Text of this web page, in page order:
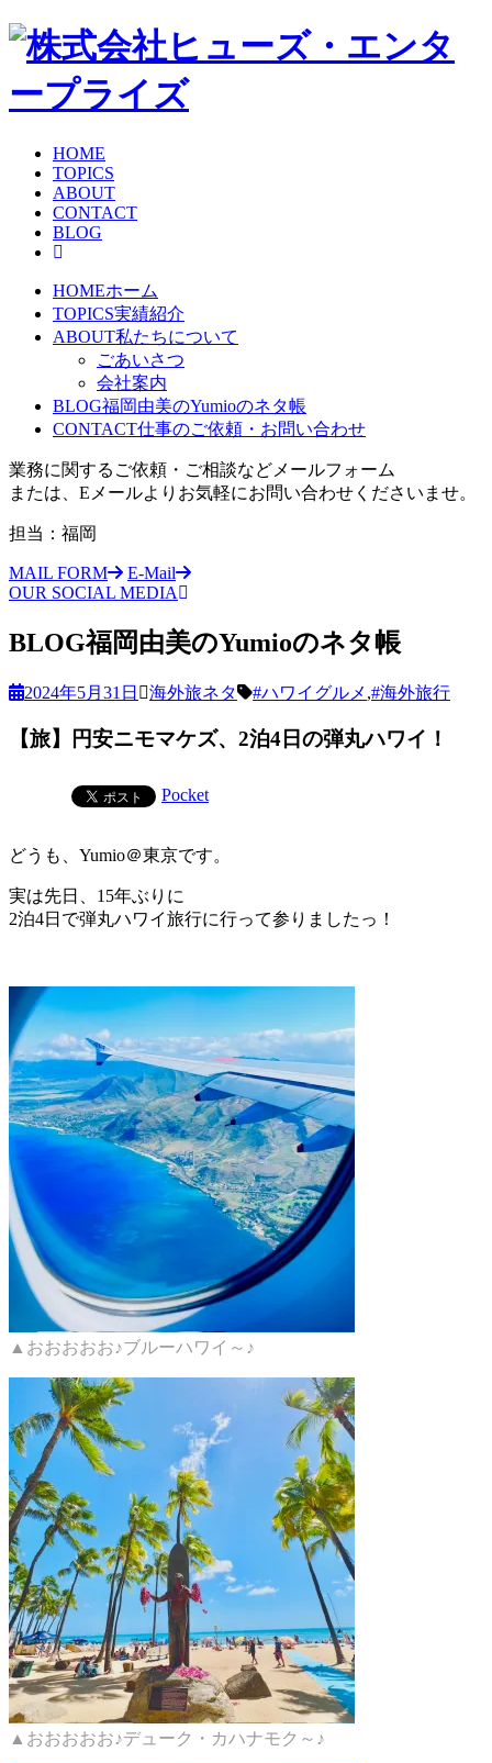
HOME
TOPICS
ABOUT
CONTACT
BLOG
HOMEホーム
TOPICS実績紹介
ABOUT私たちについて
ごあいさつ
会社案内
BLOG福岡由美のYumioのネタ帳
CONTACT仕事のご依頼・お問い合わせ
業務に関するご依頼・ご相談などメールフォーム
または、Eメールよりお気軽にお問い合わせくださいませ。
担当：福岡
MAIL FORM
E-Mail
OUR SOCIAL MEDIA
BLOG福岡由美のYumioのネタ帳
2024年5月31日 海外旅ネタ #ハワイグルメ ,#海外旅行
【旅】円安ニモマケズ、2泊4日の弾丸ハワイ！
Pocket
どうも、Yumio＠東京です。
実は先日、15年ぶりに
2泊4日で弾丸ハワイ旅行に行って参りましたっ！
▲おおおおお♪ブルーハワイ～♪
▲おおおおお♪デューク・カハナモク～♪